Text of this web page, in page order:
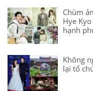
Chùm
Hye
hạnh
Không
lại tổ